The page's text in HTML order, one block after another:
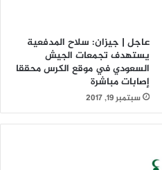
عاجل | جيزان: سلاح المدفعية
يستهدف تجمعات الجيش
السعودي في موقع الكرس محققا
إصابات مباشرة
سبتمبر 19, 2017